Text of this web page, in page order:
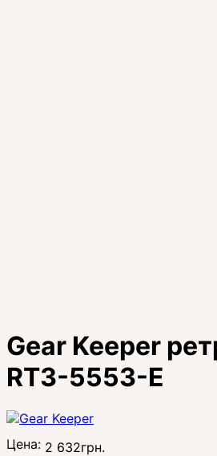
Gear Keeper
RT3-5553-E
Цена: 2 632грн.